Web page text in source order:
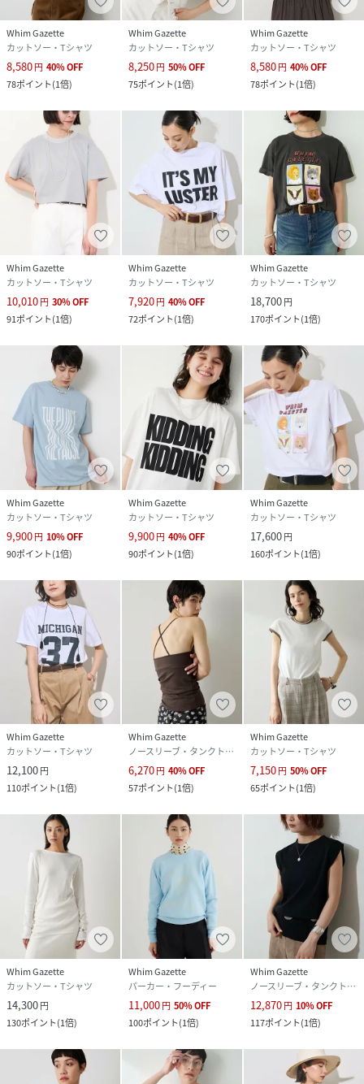
り、色味が違って見える場合がございます。
・店頭及び屋外での撮影画像は、光の当たり具合で色味が違
って見える場合があります。
商品の色味は、スタジオ撮影の画像をご参照ください。
・入荷状況により、お届け予定が前後する場合があります。
・追加生産商品は、一部の店舗、通販で販売中の場合があり
ます。
予めご了承下さい。
レディース
ベトナム
素材 綿 100%
サイズ
RY3250_WGZ1061606A0003
WGZ1061606A0003-J-2 RY3250)
Whim Gazette
カットソー・Tシャツ
8,580円 40%OFF
78ポイント(1倍)
Whim Gazette
カットソー・Tシャツ
8,250円 50%OFF
75ポイント(1倍)
Whim Gazette
カットソー・Tシャツ
8,580円 40%OFF
78ポイント(1倍)
Whim Gazette
カットソー・Tシャツ
10,010円 30%OFF
91ポイント(1倍)
Whim Gazette
カットソー・Tシャツ
7,920円 40%OFF
72ポイント(1倍)
Whim Gazette
カットソー・Tシャツ
18,700円
170ポイント(1倍)
Whim Gazette
カットソー・Tシャツ
9,900円 10%OFF
90ポイント(1倍)
Whim Gazette
カットソー・Tシャツ
9,900円 40%OFF
90ポイント(1倍)
Whim Gazette
カットソー・Tシャツ
17,600円
160ポイント(1倍)
Whim Gazette
カットソー・Tシャツ
12,100円
110ポイント(1倍)
Whim Gazette
ノースリーブ・タンクトップ
6,270円 40%OFF
57ポイント(1倍)
Whim Gazette
カットソー・Tシャツ
7,150円 50%OFF
65ポイント(1倍)
Whim Gazette
カットソー・Tシャツ
14,300円
130ポイント(1倍)
Whim Gazette
パーカー・フーディー
11,000円 50%OFF
100ポイント(1倍)
Whim Gazette
ノースリーブ・タンクトップ
12,870円 10%OFF
117ポイント(1倍)